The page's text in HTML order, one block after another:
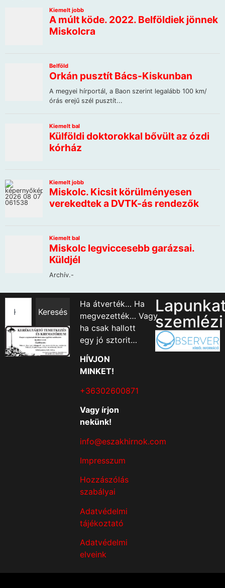
Keresés
Ha átverték… Ha
megvezették… Vagy
ha csak hallott
egy jó sztorit…
HÍVJON
MINKET!
+36302600871
Vagy írjon
nekünk!
info@eszakhirnok.com
Impresszum
Hozzászólás
szabályai
Adatvédelmi
tájékoztató
Adatvédelmi
elveink
szemlézi